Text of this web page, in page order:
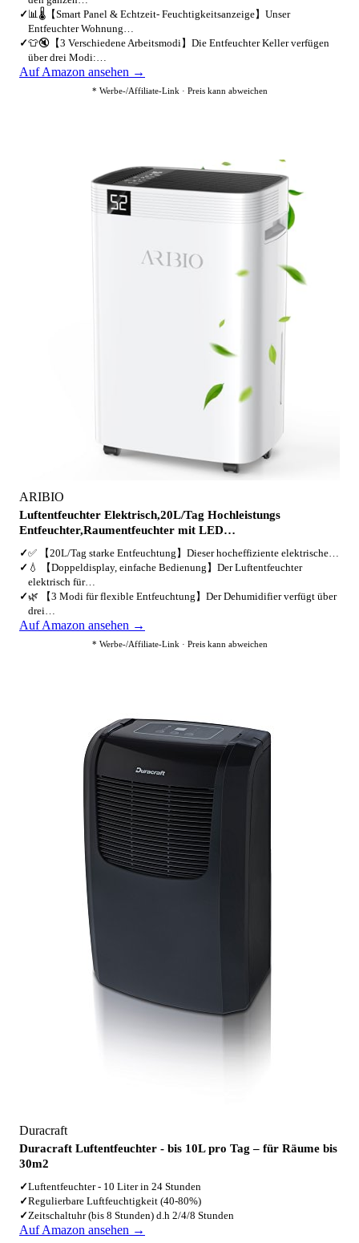
✓ 📊🌡️【Smart Panel & Echtzeit- Feuchtigkeitsanzeige】Unser
Entfeuchter Wohnung…
✓👕🔇【3 Verschiedene Arbeitsmodi】Die Entfeuchter Keller verfügen
über drei Modi:…
Auf Amazon ansehen →
* Werbe-/Affiliate-Link · Preis kann abweichen
ARIBIO
Luftentfeuchter Elektrisch,20L/Tag Hochleistungs
Entfeuchter,Raumentfeuchter mit LED…
✓✅ 【20L/Tag starke Entfeuchtung】Dieser hocheffiziente elektrische…
✓ 💧 【Doppeldisplay, einfache Bedienung】Der Luftentfeuchter
elektrisch für…
✓🌿 【3 Modi für flexible Entfeuchtung】Der Dehumidifier verfügt über
drei…
Auf Amazon ansehen →
* Werbe-/Affiliate-Link · Preis kann abweichen
Duracraft
Duracraft Luftentfeuchter - bis 10L pro Tag – für Räume bis
30m2
✓Luftentfeuchter - 10 Liter in 24 Stunden
✓Regulierbare Luftfeuchtigkeit (40-80%)
✓Zeitschaltuhr (bis 8 Stunden) d.h 2/4/8 Stunden
Auf Amazon ansehen →